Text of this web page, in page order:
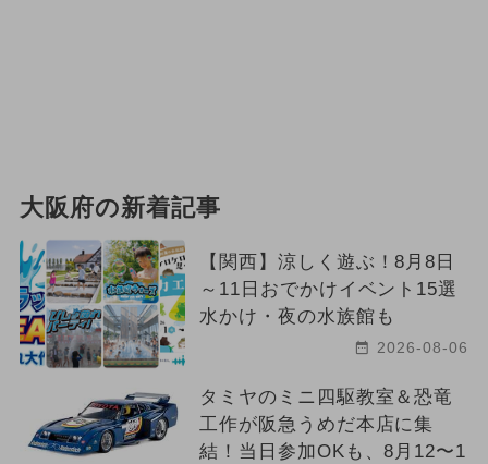
大阪府の新着記事
【関西】涼しく遊ぶ！8月8日
～11日おでかけイベント15選
水かけ・夜の水族館も
2026-08-06
タミヤのミニ四駆教室＆恐竜
工作が阪急うめだ本店に集
結！当日参加OKも、8月12〜1